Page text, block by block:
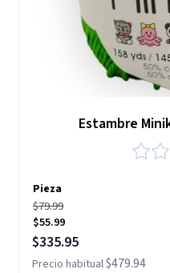
Estambre
Pieza
$79.99
$55.99
Precio especial
$335.95
Precio habitual$479.94